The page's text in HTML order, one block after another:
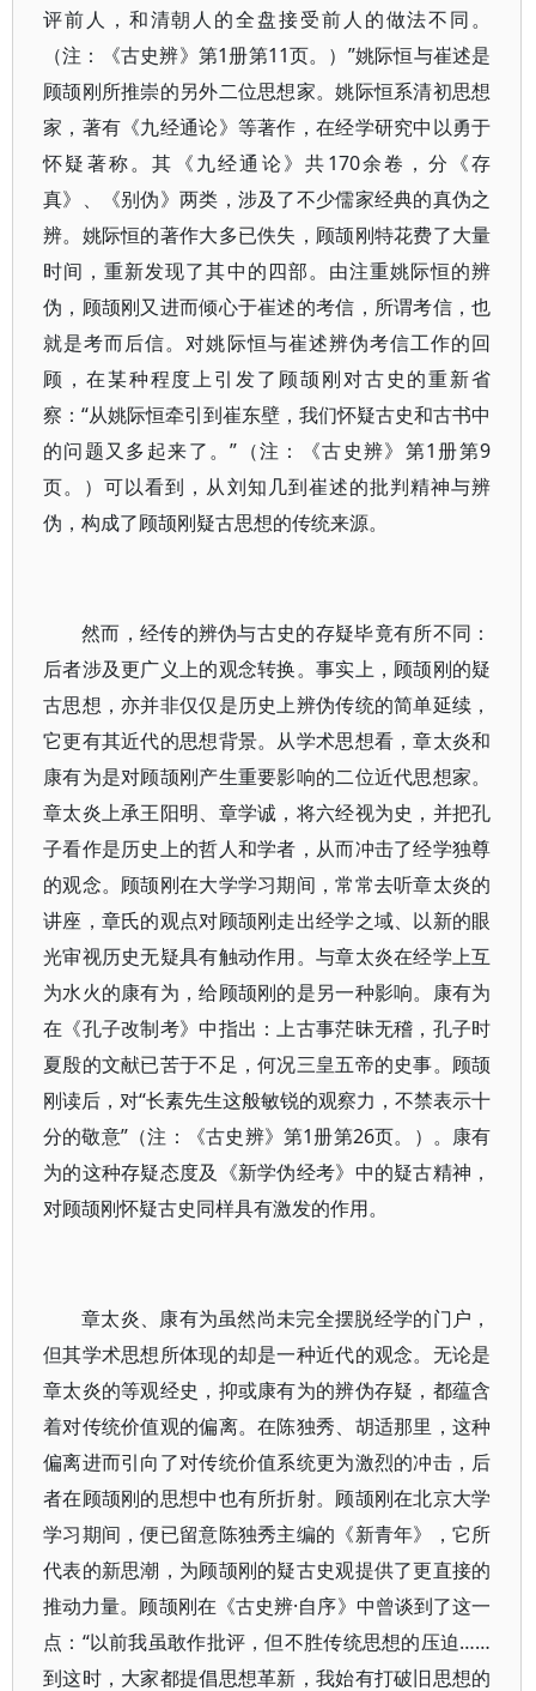
评前人，和清朝人的全盘接受前人的做法不同。
（注：《古史辨》第1册第11页。）”姚际恒与崔述是
顾颉刚所推崇的另外二位思想家。姚际恒系清初思想
家，著有《九经通论》等著作，在经学研究中以勇于
怀疑著称。其《九经通论》共170余卷，分《存
真》、《别伪》两类，涉及了不少儒家经典的真伪之
辨。姚际恒的著作大多已佚失，顾颉刚特花费了大量
时间，重新发现了其中的四部。由注重姚际恒的辨
伪，顾颉刚又进而倾心于崔述的考信，所谓考信，也
就是考而后信。对姚际恒与崔述辨伪考信工作的回
顾，在某种程度上引发了顾颉刚对古史的重新省
察：“从姚际恒牵引到崔东壁，我们怀疑古史和古书中
的问题又多起来了。”（注：《古史辨》第1册第9
页。）可以看到，从刘知几到崔述的批判精神与辨
伪，构成了顾颉刚疑古思想的传统来源。
然而，经传的辨伪与古史的存疑毕竟有所不同：
后者涉及更广义上的观念转换。事实上，顾颉刚的疑
古思想，亦并非仅仅是历史上辨伪传统的简单延续，
它更有其近代的思想背景。从学术思想看，章太炎和
康有为是对顾颉刚产生重要影响的二位近代思想家。
章太炎上承王阳明、章学诚，将六经视为史，并把孔
子看作是历史上的哲人和学者，从而冲击了经学独尊
的观念。顾颉刚在大学学习期间，常常去听章太炎的
讲座，章氏的观点对顾颉刚走出经学之域、以新的眼
光审视历史无疑具有触动作用。与章太炎在经学上互
为水火的康有为，给顾颉刚的是另一种影响。康有为
在《孔子改制考》中指出：上古事茫昧无稽，孔子时
夏殷的文献已苦于不足，何况三皇五帝的史事。顾颉
刚读后，对“长素先生这般敏锐的观察力，不禁表示十
分的敬意”（注：《古史辨》第1册第26页。）。康有
为的这种存疑态度及《新学伪经考》中的疑古精神，
对顾颉刚怀疑古史同样具有激发的作用。
章太炎、康有为虽然尚未完全摆脱经学的门户，
但其学术思想所体现的却是一种近代的观念。无论是
章太炎的等观经史，抑或康有为的辨伪存疑，都蕴含
着对传统价值观的偏离。在陈独秀、胡适那里，这种
偏离进而引向了对传统价值系统更为激烈的冲击，后
者在顾颉刚的思想中也有所折射。顾颉刚在北京大学
学习期间，便已留意陈独秀主编的《新青年》，它所
代表的新思潮，为顾颉刚的疑古史观提供了更直接的
推动力量。顾颉刚在《古史辨·自序》中曾谈到了这一
点：“以前我虽敢作批评，但不胜传统思想的压迫……
到这时，大家都提倡思想革新，我始有打破旧思想的